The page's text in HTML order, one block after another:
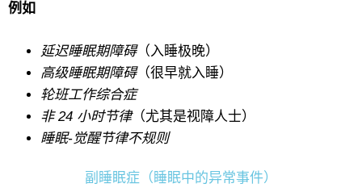
例如
延迟睡眠期障碍（入睡极晚）
高级睡眠期障碍（很早就入睡）
轮班工作综合症
非 24 小时节律（尤其是视障人士）
睡眠-觉醒节律不规则
副睡眠症（睡眠中的异常事件）